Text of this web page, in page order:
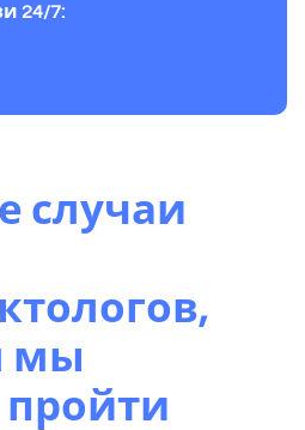
24/7:
случаи
мы